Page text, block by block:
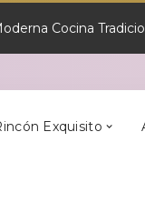
Cocina
Exquisito
En Semana Santa
Cilleros